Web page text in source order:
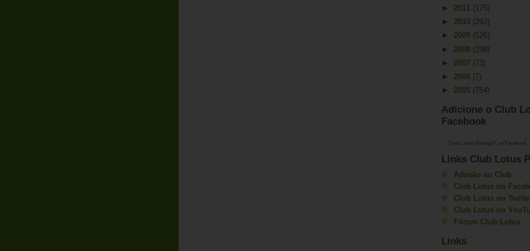
► 2011 (175)
► 2010 (292)
► 2009 (526)
► 2008 (298)
► 2007 (73)
► 2006 (7)
► 2005 (754)
Adicione o Club
Facebook
"Club Lotus Portugal" on Facebook
Links Club Lotus
Adesão ao Club
Club Lotus no
Club Lotus no
Club Lotus no
Fórum Club Lotus
Links